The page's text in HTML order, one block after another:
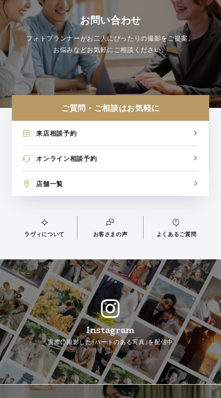
お問い合わせ
フォトプランナーがお二人にぴったりの撮影をご提案。
お悩みなどお気軽にご相談ください。
ご質問・ご相談はお気軽に
来店相談予約
オンライン相談予約
店舗一覧
ラヴィについて お客さまの声 よくあるご質問
Instagram
実際に撮影した「ハートのある写真」を配信中